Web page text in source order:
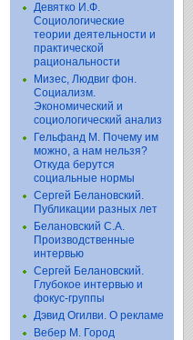
Девятко И.Ф.
Социологические
теории деятельности и
практической
рациональности
Мизес, Людвиг фон.
Социализм.
Экономический и
социологический анализ
Гельфанд М. Почему им
можно, а нам нельзя?
Откуда берутся
социальные нормы
Сергей Белановский.
Публикации разных лет
Белановский С.А.
Производственные
интервью
Сергей Белановский.
Глубокое интервью и
фокус-группы
Дэвид Огилви. О рекламе
Вебер М. Город